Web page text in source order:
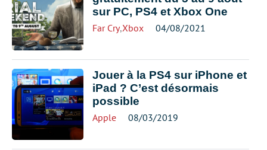
sur PC, PS4 et Xbox One
Far Cry,Xbox 04/08/2021
Jouer à la PS4 sur iPhone et
iPad ? C’est désormais
possible
Apple 08/03/2019